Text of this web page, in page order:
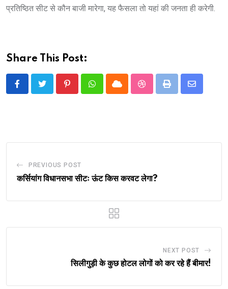
प्रतिष्ठित सीट से कौन बाजी मारेगा, यह फैसला तो यहां की जनता ही करेगी.
Share This Post:
PinterestWhatsappCloud StumbleUpon
Print
Share
PREVIOUS POST
कर्सियांग विधानसभा सीटः ऊंट किस करवट लेगा?
NEXT POST
सिलीगुड़ी के कुछ होटल लोगों को कर रहे हैं बीमार!